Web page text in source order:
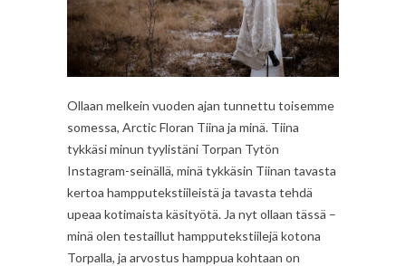
Ollaan melkein vuoden ajan tunnettu toisemme
somessa, Arctic Floran Tiina ja minä. Tiina
tykkäsi minun tyylistäni Torpan Tytön
Instagram-seinällä, minä tykkäsin Tiinan tavasta
kertoa hampputekstiileistä ja tavasta tehdä
upeaa kotimaista käsityötä. Ja nyt ollaan tässä –
minä olen testaillut hampputekstiilejä kotona
Torpalla, ja arvostus hamppua kohtaan on